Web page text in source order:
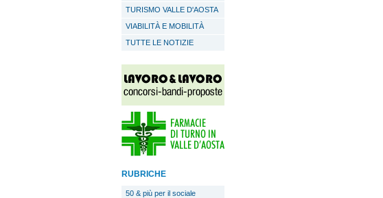
TURISMO VALLE D'AOSTA
VIABILITÀ E MOBILITÀ
TUTTE LE NOTIZIE
RUBRICHE
50 & più per il sociale